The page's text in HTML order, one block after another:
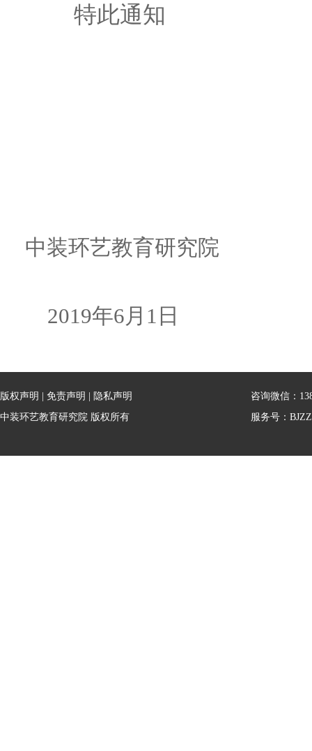
特此通知
中装环艺教育研究院
2019年6月1日
版权声明 | 免责声明 | 隐私声明
中装环艺教育研究院 版权所有
咨询微信：
服务号：